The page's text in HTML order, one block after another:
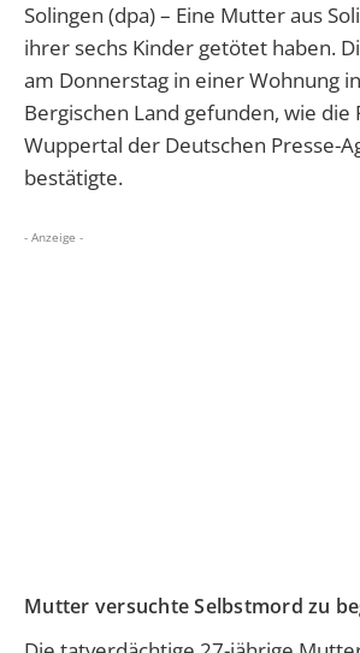
Solingen (dpa) – Eine Mutter aus
ihrer sechs Kinder getötet haben.
am Donnerstag in einer Wohnung
Bergischen Land gefunden, wie die
Wuppertal der Deutschen Presse-
bestätigte.
- Anzeige -
Mutter versuchte Selbstmord zu